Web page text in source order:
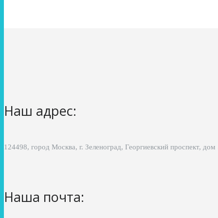
Наш адрес:
124498, город Москва, г. Зеленоград, Георгиевский проспект, дом
Наша почта: